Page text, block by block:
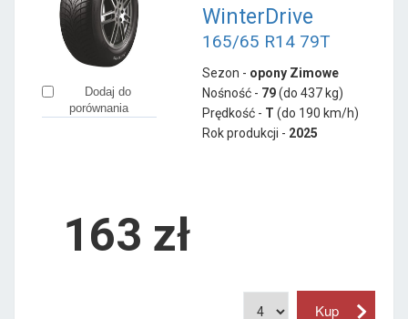
Dodaj do
porównania
WinterDrive
165/65 R14 79T
Sezon - opony Zimowe
Nośność - 79(do 437 kg)
Prędkość - T (do 190 km/h)
Rok produkcji - 2025
163 zł